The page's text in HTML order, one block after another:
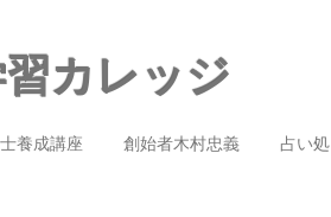
カレッジ
養成講座 創始者木村忠義 占い処